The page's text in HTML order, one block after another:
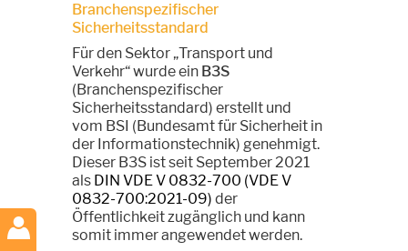
Branchenspezifischer
Sicherheitsstandard
Für den Sektor „Transport und
Verkehr“ wurde ein B3S
(Branchenspezifischer
Sicherheitsstandard) erstellt und
vom BSI (Bundesamt für Sicherheit in
der Informationstechnik) genehmigt.
Dieser B3S ist seit September 2021
als DIN VDE V 0832-700 (VDE V
0832-700:2021-09) der
Öffentlichkeit zugänglich und kann
somit immer angewendet werden.